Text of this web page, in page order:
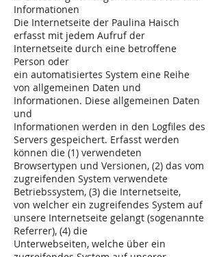
Informationen
Die Internetseite der Paulina Haisch
erfasst mit jedem Aufruf der
Internetseite durch eine betroffene
Person oder
ein automatisiertes System eine Reihe
von allgemeinen Daten und
Informationen. Diese allgemeinen Daten
und
Informationen werden in den Logfiles des
Servers gespeichert. Erfasst werden
können die (1) verwendeten
Browsertypen und Versionen, (2) das vom
zugreifenden System verwendete
Betriebssystem, (3) die Internetseite,
von welcher ein zugreifendes System auf
unsere Internetseite gelangt (sogenannte
Referrer), (4) die
Unterwebseiten, welche über ein